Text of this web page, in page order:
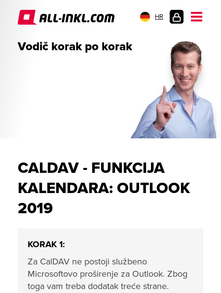
HR
Vodič korak po korak
CALDAV - FUNKCIJA
KALENDARA: OUTLOOK
2019
KORAK 1:
Za CalDAV ne postoji službeno
Microsoftovo proširenje za Outlook. Zbog
toga vam treba dodatak treće strane.